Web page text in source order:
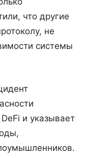
что другие
не
системы
и указывает